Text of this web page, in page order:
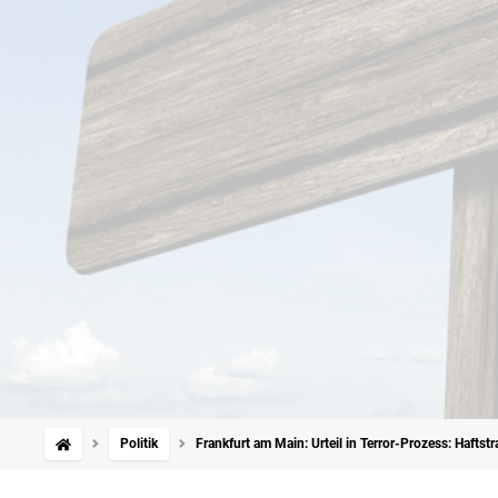
Politik Frankfurt am Main: Urteil in Terror-Prozess: